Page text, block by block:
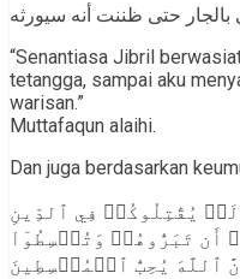
“Senantiasa Jibril
tetangga, sampai aku
warisan.”
Muttafaqun alaihi.
Dan juga berdasarkan
لَمۡ يُقَٰتِلُوكُمۡ فِي ٱلدِّينِ
أَن تَبَرُّوهُمۡ وَتُقۡسِطُوٓاْ
يُحِبُّ ٱلۡمُقۡسِطِينَ